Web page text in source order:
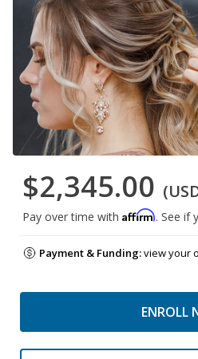
$2,345.00
Pay over time with Affirm. See if
Payment & Funding:view your
ENROLL